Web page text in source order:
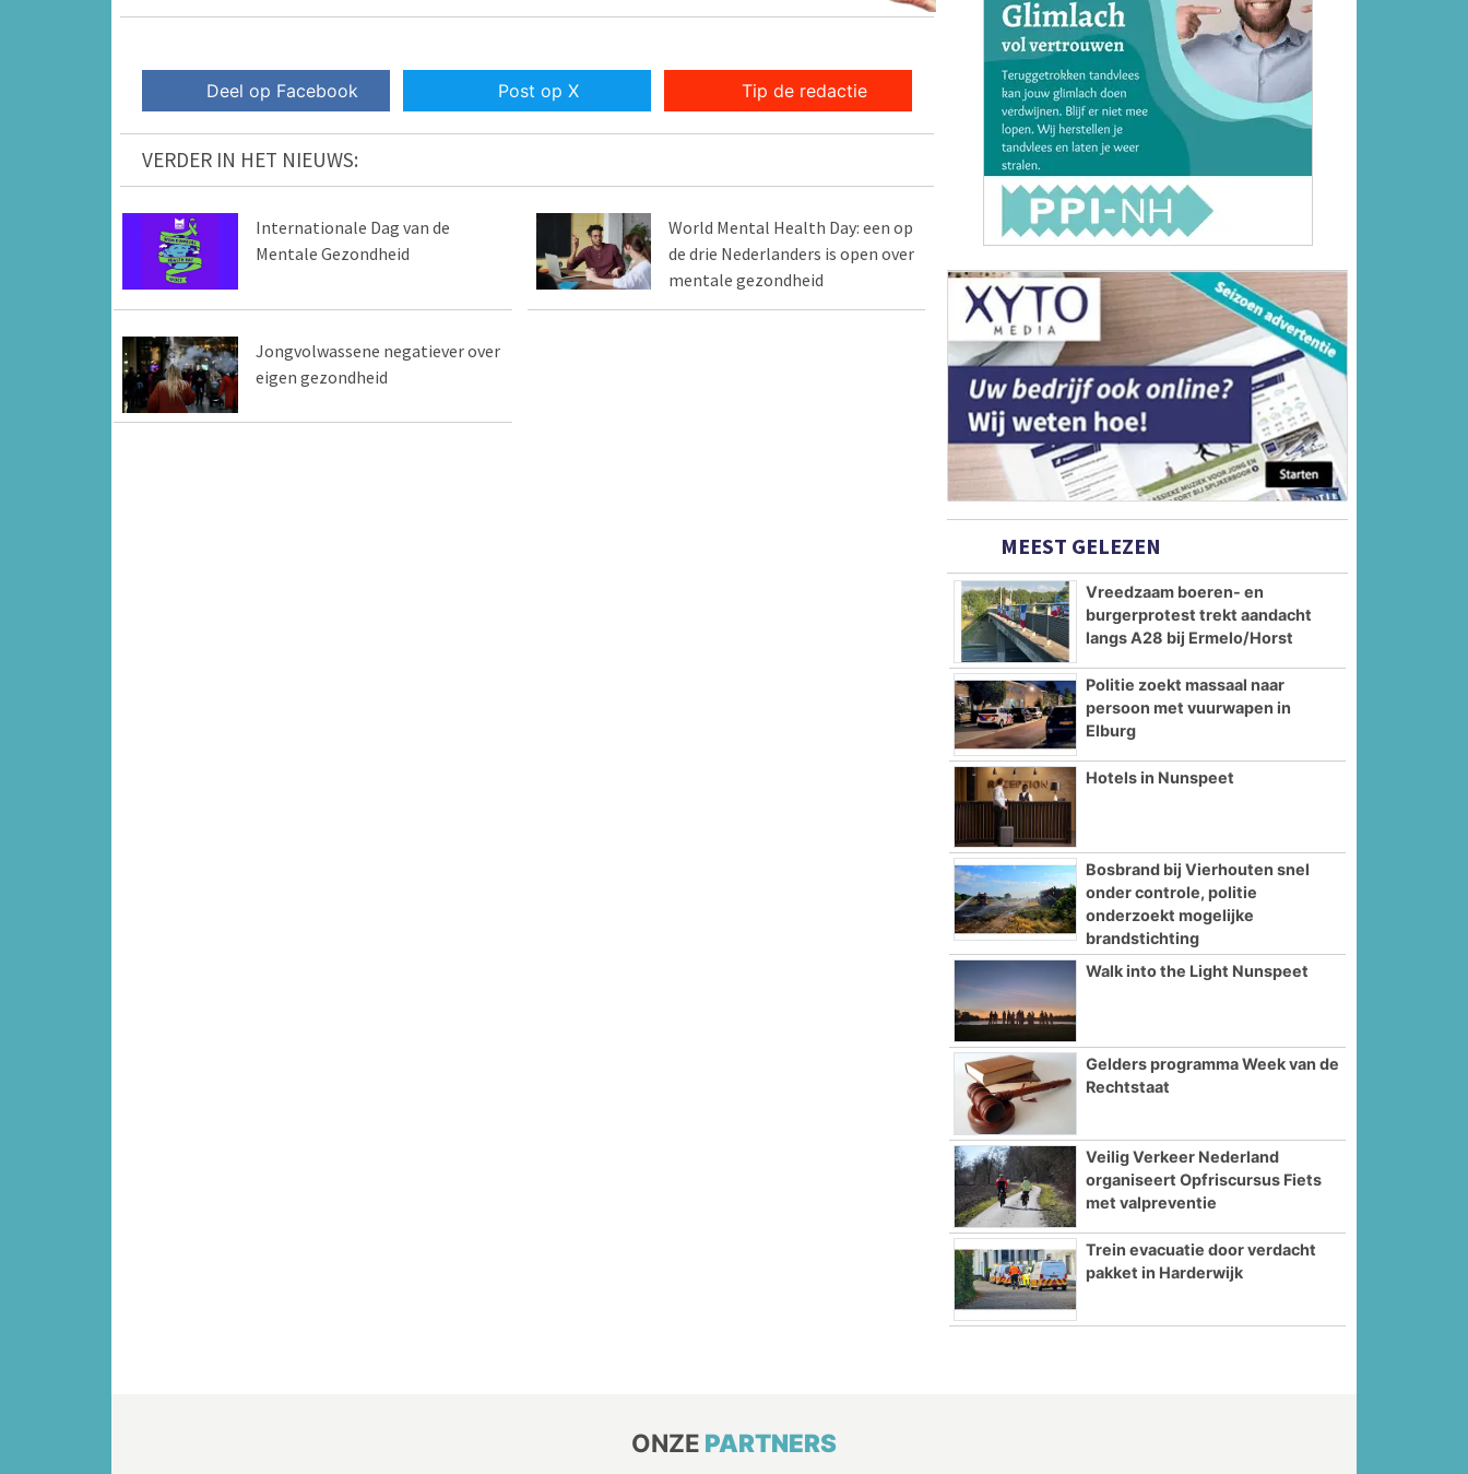
Deel op Facebook Post op X Tip de redactie
VERDER IN HET NIEUWS:
Internationale Dag van de
Mentale Gezondheid
World Mental Health Day: een op
de drie Nederlanders is open over
mentale gezondheid
Jongvolwassene negatiever over
eigen gezondheid
MEEST GELEZEN
Vreedzaam boeren- en
burgerprotest trekt aandacht
langs A28 bij Ermelo/Horst
Politie zoekt massaal naar
persoon met vuurwapen in
Elburg
Hotels in Nunspeet
Bosbrand bij Vierhouten snel
onder controle, politie
onderzoekt mogelijke
brandstichting
Walk into the Light Nunspeet
Gelders programma Week van de
Rechtstaat
Veilig Verkeer Nederland
organiseert Opfriscursus Fiets
met valpreventie
Trein evacuatie door verdacht
pakket in Harderwijk
ONZE PARTNERS